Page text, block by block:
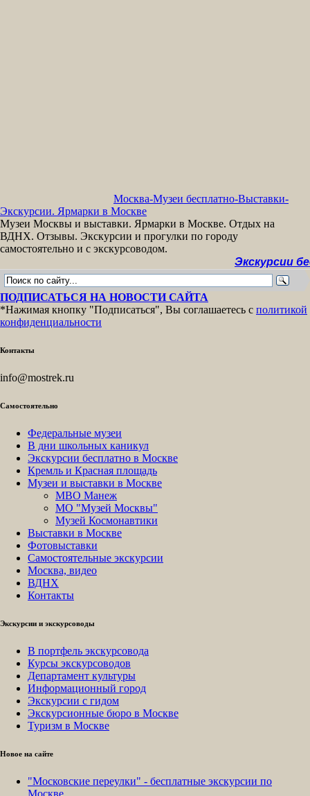
Москва-Музеи бесплатно-Выставки-
Экскурсии. Ярмарки в Москве
Музеи Москвы и выставки. Ярмарки в Москве. Отдых на
ВДНХ. Отзывы. Экскурсии и прогулки по городу
самостоятельно и с экскурсоводом.
Экскурсии
ПОДПИСАТЬСЯ НА НОВОСТИ САЙТА
*Нажимая кнопку "Подписаться", Вы соглашаетесь с политикой
конфиденциальности
Контакты
info@mostrek.ru
Самостоятельно
Федеральные музеи
В дни школьных каникул
Экскурсии бесплатно в Москве
Кремль и Красная площадь
Музеи и выставки в Москве
МВО Манеж
МО "Музей Москвы"
Музей Космонавтики
Выставки в Москве
Фотовыставки
Самостоятельные экскурсии
Москва, видео
ВДНХ
Контакты
Экскурсии и экскурсоводы
В портфель экскурсовода
Курсы экскурсоводов
Департамент культуры
Информационный город
Экскурсии с гидом
Экскурсионные бюро в Москве
Туризм в Москве
Новое на сайте
"Московские переулки" - бесплатные экскурсии по
Москве